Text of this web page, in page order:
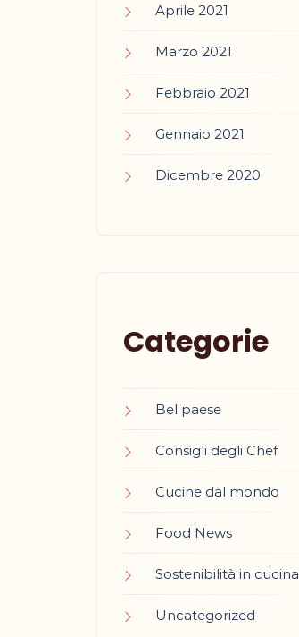
Aprile 2021
Marzo 2021
Febbraio 2021
Gennaio 2021
Dicembre 2020
Categorie
Bel paese
Consigli degli Chef
Cucine dal mondo
Food News
Sostenibilità in cucina
Uncategorized